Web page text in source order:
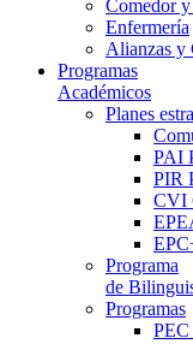
Comedor
Enfermería
Alianzas y
Programas
Académicos
Planes
PAI
PIR
CVI
Programa
de
Programas
PEC